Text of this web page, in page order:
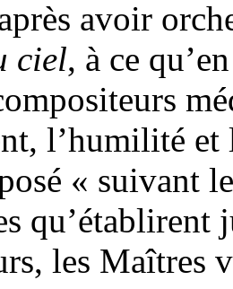
avoir
ciel, à ce
l’humilité et
« suivant
qu’établirent
les Maîtres